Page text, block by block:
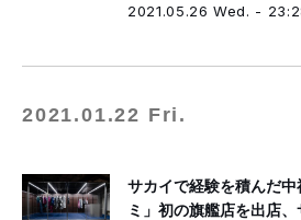
2021.05.26 Wed. -
2021.01.22 Fri.
サカイで経験を積んだ
ミ」初の旗艦店を出店